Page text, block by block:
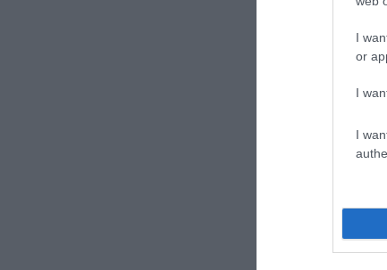
I
or
I
I
Bénán
Én
Mint
És